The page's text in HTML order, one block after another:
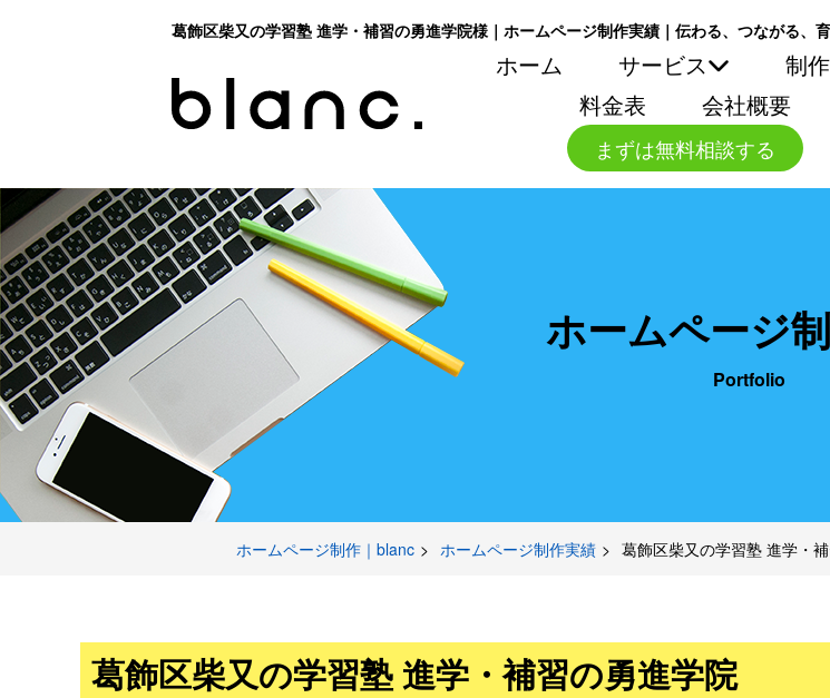
葛飾区柴又の学習塾 進学・補習の勇進学院様｜ホームページ制作実績｜伝わる、つながる、
ホーム サービス
制
料金表
会社概要
まずは無料相談する
ホームページ
Portfolio
ホームページ制作｜blanc ホームページ制作実績 葛飾区柴又の学習塾 進学・
葛飾区柴又の学習塾 進学・補習の勇進学院